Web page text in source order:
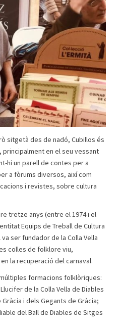
sitgetà des de nadó, Cubillos és
en el seu vessant
hi un parell de contes per a
a fòrums diversos, així com
i revistes, sobre cultura
tretze anys (entre el 1974 i el
Equips de Treball de Cultura
ser fundador de la Colla Vella
colles de folklore viu,
la recuperació del carnaval.
formacions folklòriques:
de la Colla Vella de Diables
i dels Gegants de Gràcia;
del Ball de Diables de Sitges